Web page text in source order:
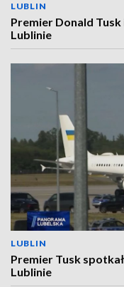
LUBLIN
Premier Donald
Lublinie
LUBLIN
Premier Tusk
Lublinie